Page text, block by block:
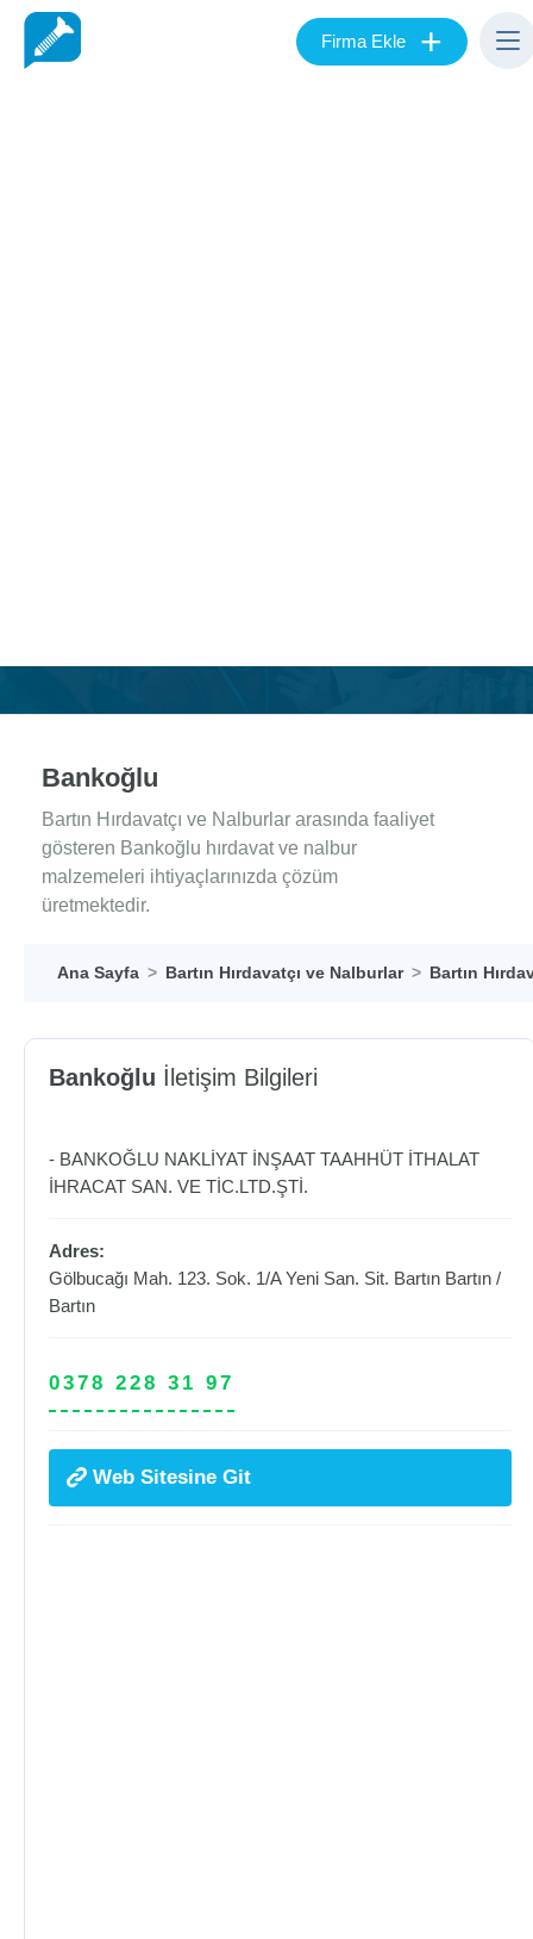
Firma Ekle +
Bankoğlu
Bartın Hırdavatçı ve Nalburlar arasında faaliyet
gösteren Bankoğlu hırdavat ve nalbur
malzemeleri ihtiyaçlarınızda çözüm
üretmektedir.
Ana Sayfa Bartın Hırdavatçı ve Nalburlar Bartın
Bankoğlu İletişim Bilgileri
- BANKOĞLU NAKLİYAT İNŞAAT TAAHHÜT İTHALAT
İHRACAT SAN. VE TİC.LTD.ŞTİ.
Adres:
Gölbucağı Mah. 123. Sok. 1/A Yeni San. Sit. Bartın Bartın /
Bartın
0378 228 31 97
Web Sitesine Git